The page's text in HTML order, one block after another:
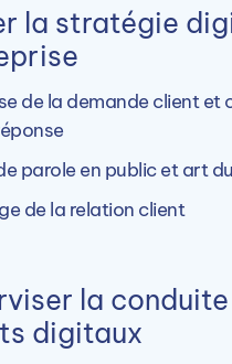
la stratégie
de la demande client et
parole en public et art
de la relation client
la
digitaux